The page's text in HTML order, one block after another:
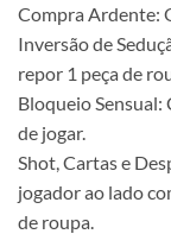
Compra Ardente:
Inversão de
repor 1 peça de
Bloqueio
de jogar.
Shot, Cartas e
jogador ao lado
de roupa.